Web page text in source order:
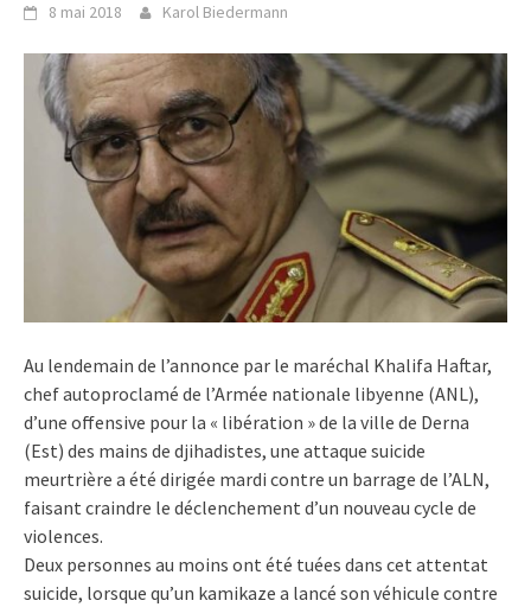
8 mai 2018 Karol Biedermann
Au lendemain de l’annonce par le maréchal Khalifa Haftar,
chef autoproclamé de l’Armée nationale libyenne (ANL),
d’une offensive pour la « libération » de la ville de Derna
(Est) des mains de djihadistes, une attaque suicide
meurtrière a été dirigée mardi contre un barrage de l’ALN,
faisant craindre le déclenchement d’un nouveau cycle de
violences.
Deux personnes au moins ont été tuées dans cet attentat
suicide, lorsque qu’un kamikaze a lancé son véhicule contre